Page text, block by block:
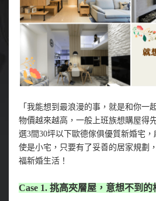
「我能想到最浪漫的事，就是和你一
物價越來越高，一般上班族想購屋得
選3間30坪以下歐德傢俱優質新婚宅
使是小宅，只要有了妥善的居家規劃
福新婚生活！
Case 1. 挑高夾層屋，意想不到的